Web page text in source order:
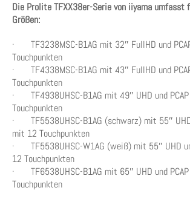
Die Prolite TFXX38er-Serie von iiyama umfasst
Größen:
· TF3238MSC-B1AG mit 32″ FullHD und
Touchpunkten
· TF4338MSC-B1AG mit 43″ FullHD und
Touchpunkten
· TF4938UHSC-B1AG mit 49″ UHD und
Touchpunkten
· TF5538UHSC-B1AG (schwarz) mit 55″ UHD
mit 12 Touchpunkten
· TF5538UHSC-W1AG (weiß) mit 55″ UHD
12 Touchpunkten
· TF6538UHSC-B1AG mit 65″ UHD und
Touchpunkten